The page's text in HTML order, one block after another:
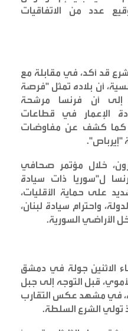
عدد من الاتفاقيات
قد أكد، في مقابلة مع
أن بلاده تمثل "فرصة
إلى أن فرنسا مرشحة
الإعمار في قطاعات
كما كشف عن مفاوضات
"إيرباص".
خلال مؤتمر صحافي
ل"سوريا ذات سيادة
على حماية الأقليات،
واحترام سيادة لبنان،
الأراضي السورية.
الاثنين جولة في دمشق
قبل التوجه إلى جبل
في مشهد عكس التقارب
تولي الشرع السلطة.